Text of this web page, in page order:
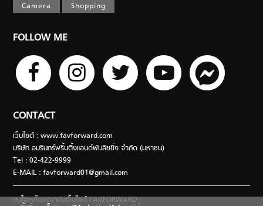
Camera
Shopping
FOLLOW ME
CONTACT
เว็บไซต์ : www.favforward.com
บริษัท อมรินทร์พริ้นติ้งแอนด์พับลิชชิ่ง จำกัด (มหาชน)
Tel : 02-422-9999
E-MAIL :favforward01@gmail.com
สนใจลงโฆษณากับเว็บไซต์ FAVFORWARD